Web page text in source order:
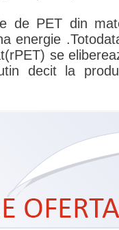
de PET din
energie
se
decit la